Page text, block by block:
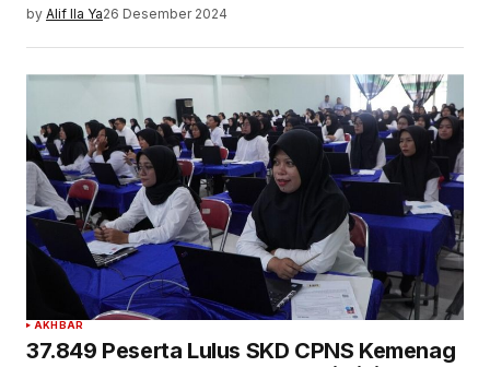
by Alif Ila Ya26 Desember 2024
AKHBAR
37.849 Peserta Lulus SKD CPNS Kemenag